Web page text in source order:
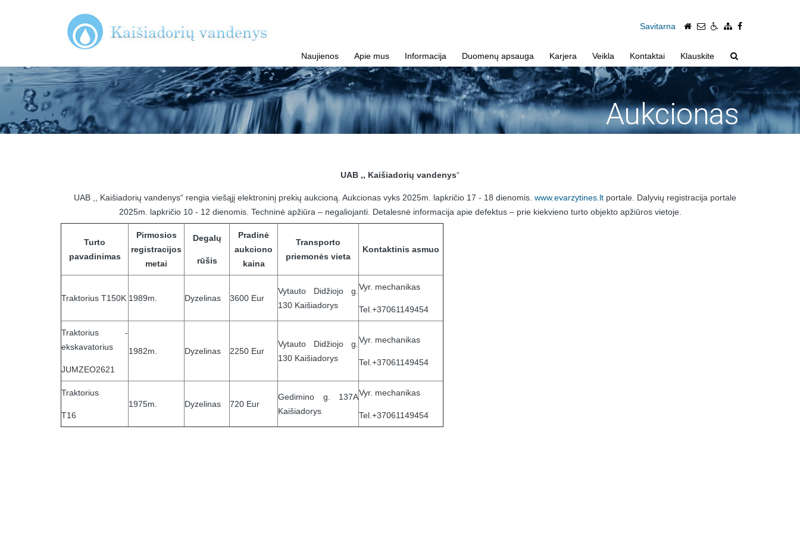
Savitarna
Naujienos Apie mus Informacija Duomenų apsauga Karjera Veikla Kontaktai Klauskite
Aukcionas
UAB ,, Kaišiadorių vandenys“
UAB ,, Kaišiadorių vandenys“ rengia viešąjį elektroninį prekių aukcioną. Aukcionas vyks 2025m. lapkričio 17 - 18 dienomis. www.evarzytines.ltportale. Dalyvių registracija portale
2025m. lapkričio 10 - 12 dienomis. Techninė apžiūra – negaliojanti. Detalesnė informacija apie defektus – prie kiekvieno turto objekto apžiūros vietoje.
Turto
pavadinimas
Pirmosios
registracijos
metai
Degalų
rūšis
Pradinė
aukciono
kaina
Transporto
priemonės vieta
Kontaktinis asmuo
Traktorius T150K 1989m. Dyzelinas 3600 Eur
Vytauto Didžiojo g.
130 Kaišiadorys
Vyr. mechanikas
Tel.+37061149454
Traktorius -
ekskavatorius
JUMZEO2621
1982m. Dyzelinas 2250 Eur
Vytauto Didžiojo g.
130 Kaišiadorys
Vyr. mechanikas
Tel.+37061149454
Traktorius
T16
1975m. Dyzelinas 720 Eur
Gedimino g. 137A
Kaišiadorys
Vyr. mechanikas
Tel.+37061149454